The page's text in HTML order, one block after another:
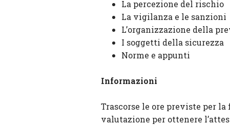
La percezione del rischio
La vigilanza e le sanzioni
L’organizzazione della
I soggetti della sicurezza
Norme e appunti
Informazioni
Trascorse le ore previste per
valutazione per ottenere